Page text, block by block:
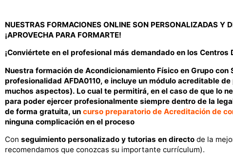
NUESTRAS FORMACIONES ONLINE SON PERSONALIZADAS
¡APROVECHA PARA FORMARTE!
¡Conviértete en el profesional más demandado en los
Nuestra formación de Acondicionamiento Físico en Grupo
profesionalidad AFDA0110, e incluye un módulo acreditable
muchos aspectos). Lo cual te permitirá, en el caso de que lo
para poder ejercer profesionalmente siempre dentro de la
de forma gratuita, un curso preparatorio de Acreditación de
ninguna complicación en el proceso
Con seguimiento personalizado y tutorias en directo de la
recomendamos que conozcas su importante currículum).